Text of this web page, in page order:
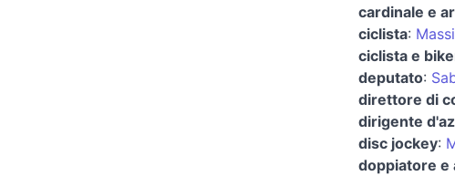
cardinale e
ciclista:
ciclista e
deputato:
direttore di
dirigente
disc jockey:
doppiatore e